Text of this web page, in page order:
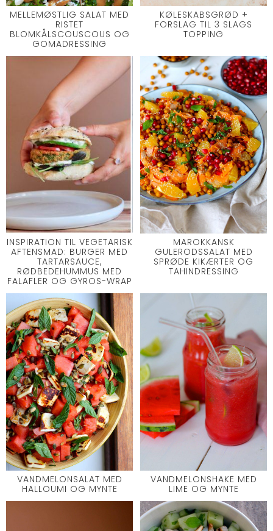
MELLEMØSTLIG SALAT MED
RISTET
BLOMKÅLSCOUSCOUS OG
GOMADRESSING
KØLESKABSGRØD +
FORSLAG TIL 3 SLAGS
TOPPING
INSPIRATION TIL VEGETARISK
AFTENSMAD: BURGER MED
TARTARSAUCE,
RØDBEDEHUMMUS MED
FALAFLER OG GYROS-WRAP
MAROKKANSK
GULERODSSALAT MED
SPRØDE KIKÆRTER OG
TAHINDRESSING
VANDMELONSALAT MED
HALLOUMI OG MYNTE
VANDMELONSHAKE MED
LIME OG MYNTE